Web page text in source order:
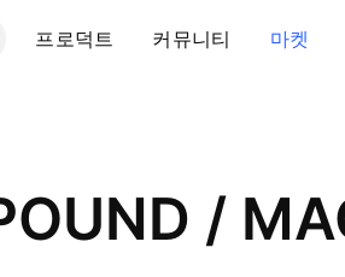
프로덕트 커뮤니티 마켓
/